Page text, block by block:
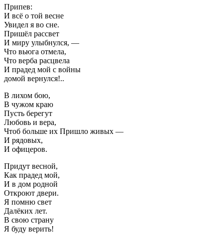
Припев:
И всё о той весне
Увидел я во сне.
Пришёл рассвет
И миру улыбнулся, —
Что вьюга отмела,
Что верба расцвела
И прадед мой с войны
домой вернулся!..
В лихом бою,
В чужом краю
Пусть берегут
Любовь и вера,
Чтоб больше их Пришло живых —
И рядовых,
И офицеров.
Придут весной,
Как прадед мой,
И в дом родной
Откроют двери.
Я помню свет
Далёких лет.
В свою страну
Я буду верить!